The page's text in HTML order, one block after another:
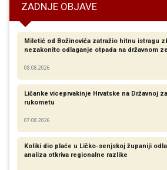
ZADNJE OBJAVE
Miletić od Božinovića zatražio hitnu istragu
nezakonito odlaganje otpada na državnom
08.08.2026
Ličanke viceprvakinje Hrvatske na Državnoj
rukometu
07.08.2026
Koliki dio plaće u Ličko-senjskoj županiji
analiza otkriva regionalne razlike​